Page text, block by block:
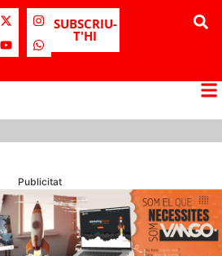
SUBSCRIU-
T'HI
Publicitat